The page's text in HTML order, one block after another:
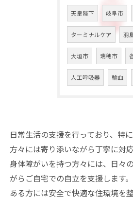
天皇陛下 岐阜市
ターミナルケア 羽
大垣市 瑞穂市
人工呼吸器 輸血
日常生活の支援を行っており、特
方々には寄り添いながら丁寧に対
身体障がいを持つ方々には、日々
がらご自宅での自立を支援します
ある方には安全で快適な住環境を